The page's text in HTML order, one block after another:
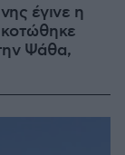
έγινε η
Ψάθα,